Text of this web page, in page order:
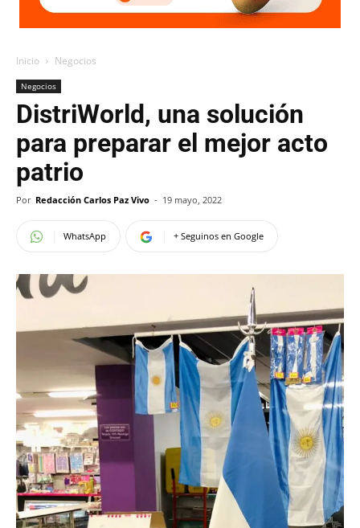
Inicio Negocios
Negocios
DistriWorld, una solución
para preparar el mejor acto
patrio
Por Redacción Carlos Paz Vivo - 19 mayo, 2022
WhatsApp + Seguinos en Google